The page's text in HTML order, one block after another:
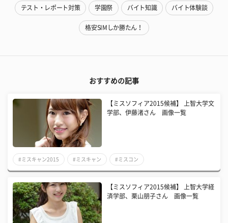
テスト・レポート対策 学園祭 バイト知識 バイト体験談
格安SIMしか勝たん！
おすすめの記事
【ミスソフィア2015候補】 上智大学文
学部、伊藤渚さん 画像一覧
#ミスキャン2015 #ミスキャン #ミスコン
【ミスソフィア2015候補】 上智大学経
済学部、栗山朋子さん 画像一覧